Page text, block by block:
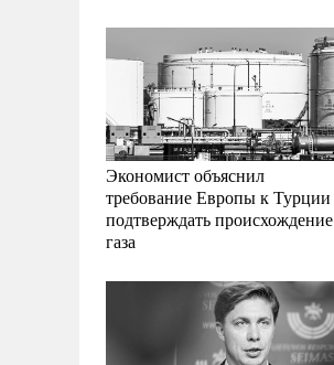
Экономист объяснил
требование Европы к Турции
подтверждать происхождение
газа